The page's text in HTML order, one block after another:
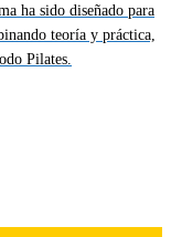
ha sido diseñado para
teoría y práctica,
Pilates.